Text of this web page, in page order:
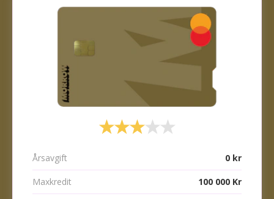
Årsavgift 0 kr
Maxkredit 100 000 Kr